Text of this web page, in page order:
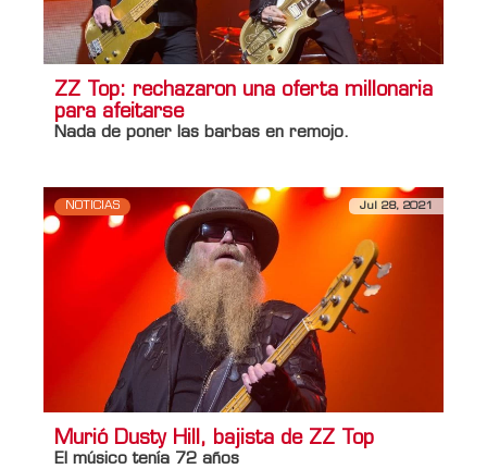
ZZ Top: rechazaron una oferta millonaria
para afeitarse
Nada de poner las barbas en remojo.
NOTICIAS Jul 28, 2021
Murió Dusty Hill, bajista de ZZ Top
El músico tenía 72 años